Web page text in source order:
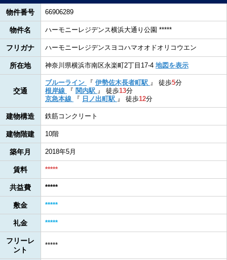
物件番号 66906289
物件名 ハーモニーレジデンス横浜大通り公園 *****
フリガナ ハーモニーレジデンスヨコハマオオドオリコウエン
所在地 神奈川県横浜市南区永楽町2丁目17-4 地図を表示
交通
ブルーライン 『 伊勢佐木長者町駅 』 徒歩5分
根岸線
『 関内駅 』 徒歩13分
京急本線
『 日ノ出町駅 』 徒歩12分
建物構造 鉄筋コンクリート
建物階建 10階
築年月 2018年5月
賃料 *****
共益費 *****
敷金 *****
礼金 *****
フリーレ
ント
*****